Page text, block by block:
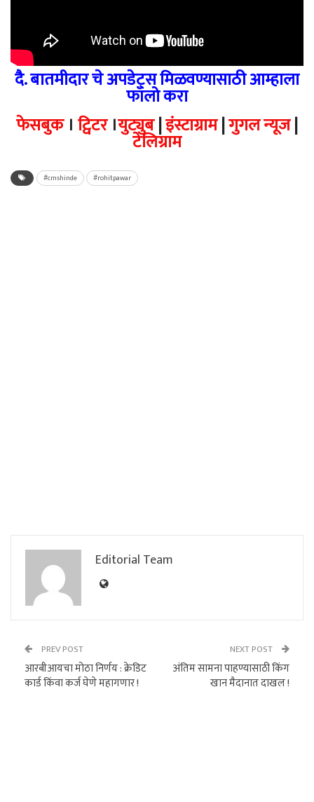
दै. बातमीदार चे अपडेट्स मिळवण्यासाठी आम्हाला
फॉलो करा
फेसबुक। ट्विटर।युट्युब|इंस्टाग्राम|गुगल न्यूज|
टेलिग्राम
#cmshinde #rohitpawar
Editorial Team
PREV POST
आरबीआयचा मोठा निर्णय : क्रेडिट
कार्ड किंवा कर्ज घेणे महागणार !
NEXT POST
अंतिम सामना पाहण्यासाठी किंग
खान मैदानात दाखल !